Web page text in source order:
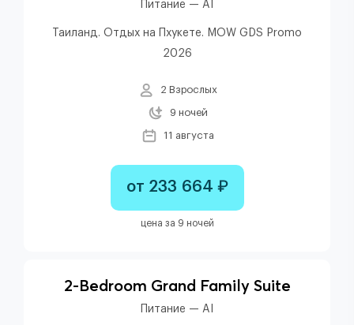
Питание — AI
Таиланд. Отдых на Пхукете. MOW GDS Promo
2026
2 Взрослых
9 ночей
11 августа
от 233 664 ₽
цена за 9 ночей
2-Bedroom Grand Family Suite
Питание — AI